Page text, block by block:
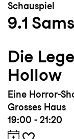
Schauspiel
9.1
Die
Hollow
Eine Horror-
Grosses Haus
19:00 - 21:20